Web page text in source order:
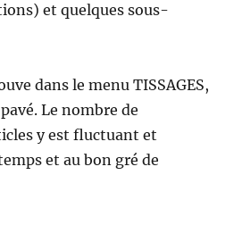
et quelques sous-
dans le menu TISSAGES,
Le nombre de
y est fluctuant et
et au bon gré de